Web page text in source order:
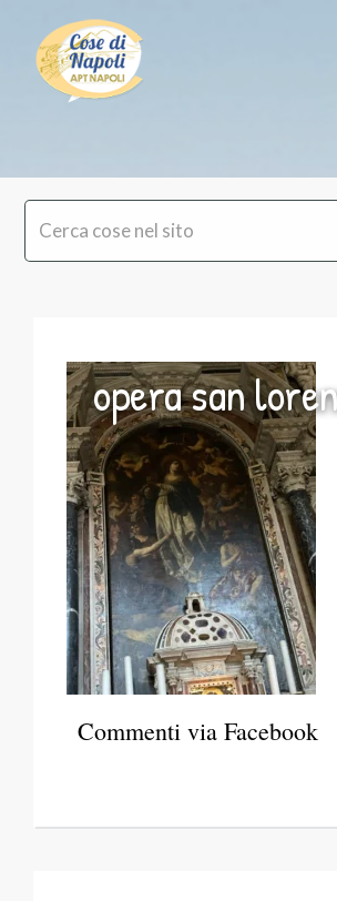
opera san
Commenti via Facebook